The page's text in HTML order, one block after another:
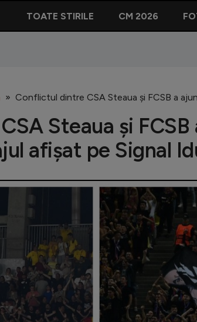
TOATE STIRILE CM 2026
Conflictul dintre CSA Steaua și FCSB a
Steaua și FCSB
afișat pe Signal